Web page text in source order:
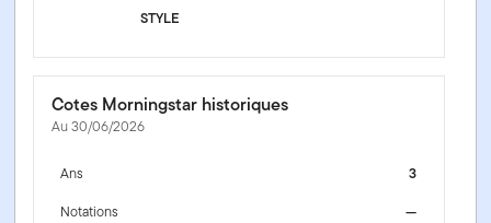
STYLE
Cotes Morningstar historiques
Au 30/06/2026
Ans
3
Notations
—